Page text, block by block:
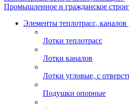
Промышленное и гражданское
Элементы теплотрасс, каналов
Лотки теплотрасс
Лотки каналов
Лотки угловые, с
Подушки опорные